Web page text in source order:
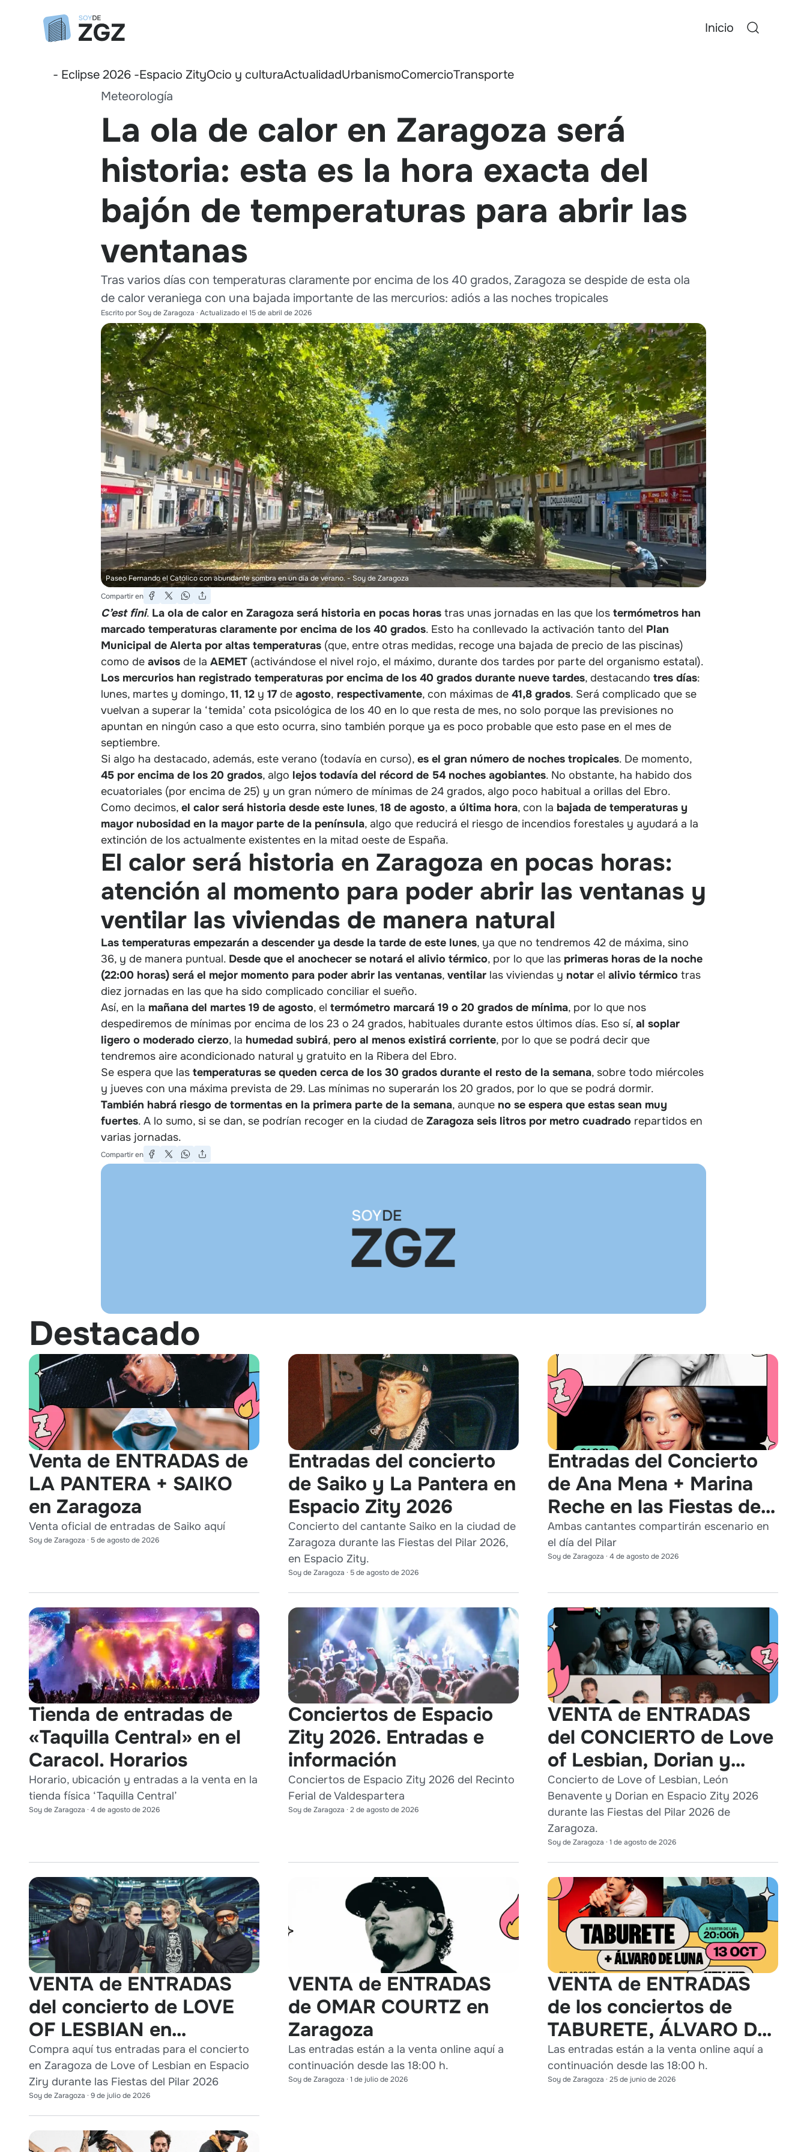
Inicio
- Eclipse 2026 -Espacio ZityOcio y culturaActualidadUrbanismoComercioTransporte
Meteorología
La ola de calor en Zaragoza será
historia: esta es la hora exacta del
bajón de temperaturas para abrir las
ventanas
Tras varios días con temperaturas claramente por encima de los 40 grados, Zaragoza se despide de esta ola
de calor veraniega con una bajada importante de las mercurios: adiós a las noches tropicales
Escrito porSoy de Zaragoza · Actualizado el 15 de abril de 2026
Paseo Fernando el Católico con abundante sombra en un día de verano.- Soy de Zaragoza
Compartir en
C’est fini. La ola de calor en Zaragoza será historia en pocas horas tras unas jornadas en las que los termómetros han
marcado temperaturas claramente por encima de los 40 grados. Esto ha conllevado la activación tanto del Plan
Municipal de Alerta por altas temperaturas (que, entre otras medidas, recoge una bajada de precio de las piscinas)
como de avisos de la AEMET (activándose el nivel rojo, el máximo, durante dos tardes por parte del organismo estatal).
Los mercurios han registrado temperaturas por encima de los 40 grados durante nueve tardes, destacando tres días:
lunes, martes y domingo, 11, 12 y 17 de agosto, respectivamente, con máximas de 41,8 grados. Será complicado que se
vuelvan a superar la ‘temida’ cota psicológica de los 40 en lo que resta de mes, no solo porque las previsiones no
apuntan en ningún caso a que esto ocurra, sino también porque ya es poco probable que esto pase en el mes de
septiembre.
Si algo ha destacado, además, este verano (todavía en curso), es el gran número de noches tropicales. De momento,
45 por encima de los 20 grados, algo lejos todavía del récord de 54 noches agobiantes. No obstante, ha habido dos
ecuatoriales (por encima de 25) y un gran número de mínimas de 24 grados, algo poco habitual a orillas del Ebro.
Como decimos, el calor será historia desde este lunes, 18 de agosto, a última hora, con la bajada de temperaturas y
mayor nubosidad en la mayor parte de la península, algo que reducirá el riesgo de incendios forestales y ayudará a la
extinción de los actualmente existentes en la mitad oeste de España.
El calor será historia en Zaragoza en pocas horas:
atención al momento para poder abrir las ventanas y
ventilar las viviendas de manera natural
Las temperaturas empezarán a descender ya desde la tarde de este lunes, ya que no tendremos 42 de máxima, sino
36, y de manera puntual. Desde que el anochecer se notará el alivio térmico, por lo que las primeras horas de la noche
(22:00 horas) será el mejor momento para poder abrir las ventanas, ventilar las viviendas y notar el alivio térmico tras
diez jornadas en las que ha sido complicado conciliar el sueño.
Así, en la mañana del martes 19 de agosto, el termómetro marcará 19 o 20 grados de mínima, por lo que nos
despediremos de mínimas por encima de los 23 o 24 grados, habituales durante estos últimos días. Eso sí, al soplar
ligero o moderado cierzo, la humedad subirá, pero al menos existirá corriente, por lo que se podrá decir que
tendremos aire acondicionado natural y gratuito en la Ribera del Ebro.
Se espera que las temperaturas se queden cerca de los 30 grados durante el resto de la semana, sobre todo miércoles
y jueves con una máxima prevista de 29. Las mínimas no superarán los 20 grados, por lo que se podrá dormir.
También habrá riesgo de tormentas en la primera parte de la semana, aunque no se espera que estas sean muy
fuertes. A lo sumo, si se dan, se podrían recoger en la ciudad de Zaragoza seis litros por metro cuadrado repartidos en
varias jornadas.
Compartir en
Destacado
Venta de ENTRADAS de
LA PANTERA + SAIKO
en Zaragoza
Venta oficial de entradas de Saiko aquí
Soy de Zaragoza · 5 de agosto de 2026
Entradas del concierto
de Saiko y La Pantera en
Espacio Zity 2026
Concierto del cantante Saiko en la ciudad de
Zaragoza durante las Fiestas del Pilar 2026,
en Espacio Zity.
Soy de Zaragoza · 5 de agosto de 2026
Entradas del Concierto
de Ana Mena + Marina
Reche en las Fiestas del
Pilar 2026
Ambas cantantes compartirán escenario en
el día del Pilar
Soy de Zaragoza · 4 de agosto de 2026
Tienda de entradas de
«Taquilla Central» en el
Caracol. Horarios
Horario, ubicación y entradas a la venta en la
tienda física ‘Taquilla Central’
Soy de Zaragoza · 4 de agosto de 2026
Conciertos de Espacio
Zity 2026. Entradas e
información
Conciertos de Espacio Zity 2026 del Recinto
Ferial de Valdespartera
Soy de Zaragoza · 2 de agosto de 2026
VENTA de ENTRADAS
del CONCIERTO de Love
of Lesbian, Dorian y
León Benavente en
Zaragoza 2026
Concierto de Love of Lesbian, León
Benavente y Dorian en Espacio Zity 2026
durante las Fiestas del Pilar 2026 de
Zaragoza.
Soy de Zaragoza · 1 de agosto de 2026
VENTA de ENTRADAS
del concierto de LOVE
OF LESBIAN en
Zaragoza durante Pilares
2026
Compra aquí tus entradas para el concierto
en Zaragoza de Love of Lesbian en Espacio
Ziry durante las Fiestas del Pilar 2026
Soy de Zaragoza · 9 de julio de 2026
VENTA de ENTRADAS
de OMAR COURTZ en
Zaragoza
Las entradas están a la venta online aquí a
continuación desde las 18:00 h.
Soy de Zaragoza · 1 de julio de 2026
VENTA de ENTRADAS
de los conciertos de
TABURETE, ÁLVARO DE
LUNA y HEY KID en
Zaragoza
Las entradas están a la venta online aquí a
continuación desde las 18:00 h.
Soy de Zaragoza · 25 de junio de 2026